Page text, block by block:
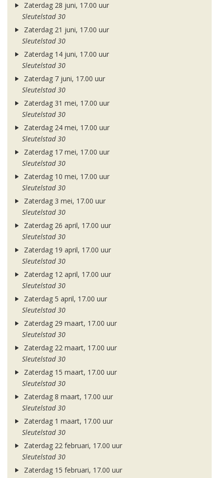
Zaterdag 28 juni, 17.00 uur
Sleutelstad 30
Zaterdag 21 juni, 17.00 uur
Sleutelstad 30
Zaterdag 14 juni, 17.00 uur
Sleutelstad 30
Zaterdag 7 juni, 17.00 uur
Sleutelstad 30
Zaterdag 31 mei, 17.00 uur
Sleutelstad 30
Zaterdag 24 mei, 17.00 uur
Sleutelstad 30
Zaterdag 17 mei, 17.00 uur
Sleutelstad 30
Zaterdag 10 mei, 17.00 uur
Sleutelstad 30
Zaterdag 3 mei, 17.00 uur
Sleutelstad 30
Zaterdag 26 april, 17.00 uur
Sleutelstad 30
Zaterdag 19 april, 17.00 uur
Sleutelstad 30
Zaterdag 12 april, 17.00 uur
Sleutelstad 30
Zaterdag 5 april, 17.00 uur
Sleutelstad 30
Zaterdag 29 maart, 17.00 uur
Sleutelstad 30
Zaterdag 22 maart, 17.00 uur
Sleutelstad 30
Zaterdag 15 maart, 17.00 uur
Sleutelstad 30
Zaterdag 8 maart, 17.00 uur
Sleutelstad 30
Zaterdag 1 maart, 17.00 uur
Sleutelstad 30
Zaterdag 22 februari, 17.00 uur
Sleutelstad 30
Zaterdag 15 februari, 17.00 uur